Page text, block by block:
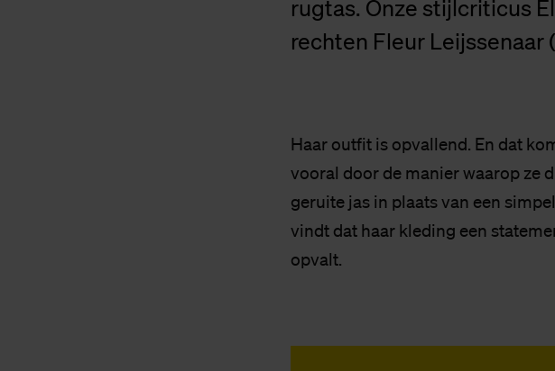
rugtas. Onze stijlcriticus
rechten Fleur Leijssenaar
Haar outfit is opvallend. En dat
vooral door de manier waarop ze
geruite jas in plaats van een
vindt dat haar kleding een
opvalt.